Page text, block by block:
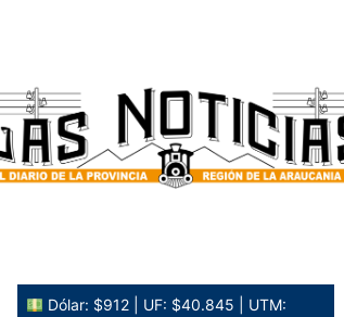
Dólar: $912 | UF: $40.845 | UTM: